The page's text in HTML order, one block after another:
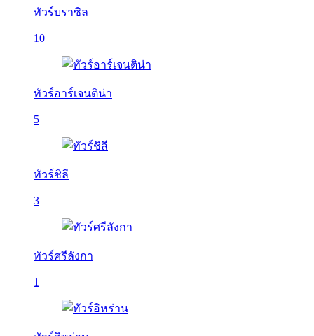
ทัวร์บราซิล
10
ทัวร์อาร์เจนติน่า
5
ทัวร์ชิลี
3
ทัวร์ศรีลังกา
1